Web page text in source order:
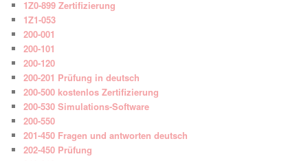
1Z0-899 Zertifizierung
1Z1-053
200-001
200-101
200-120
200-201 Prüfung in deutsch
200-500 kostenlos Zertifizierung
200-530 Simulations-Software
200-550
201-450 Fragen und antworten deutsch
202-450 Prüfung